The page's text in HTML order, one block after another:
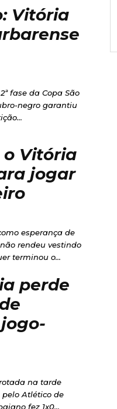
Vitória
fase da Copa São
negro garantiu
Vitória
jogar
esperança de
rendeu vestindo
terminou o...
perde
na tarde
pelo Atlético de
fez 1x0...